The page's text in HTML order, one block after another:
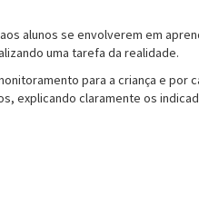
alunos se envolverem em
uma tarefa da realidade.
para a criança e por
explicando claramente os